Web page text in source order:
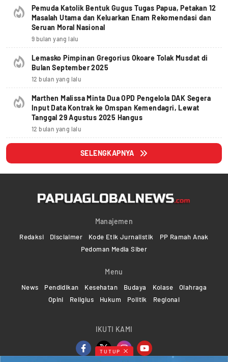
Pemuda Katolik Bentuk Gugus Tugas Papua, Petakan 12
Masalah Utama dan Keluarkan Enam Rekomendasi dan
Seruan Moral Nasional
9 bulan yang lalu
Lemasko Pimpinan Gregorius Okoare Tolak Musdat di
Bulan September 2025
12 bulan yang lalu
Marthen Malissa Minta Dua OPD Pengelola DAK Segera
Input Data Kontrak ke Omspan Kemendagri, Lewat
Tanggal 29 Agustus 2025 Hangus
12 bulan yang lalu
SELENGKAPNYA
Manajemen
Redaksi Disclaimer Kode Etik Jurnalistik
PP Ramah Anak
Pedoman Media Siber
Menu
News Pendidikan Kesehatan Budaya Kolase
Olahraga
Opini
Religius Hukum Politik Regional
IKUTI KAMI
TUTUP